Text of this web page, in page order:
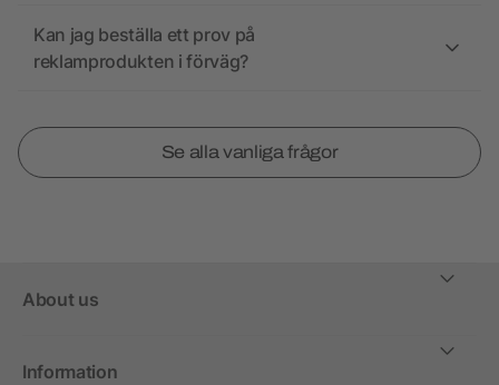
Kan jag beställa ett prov på
reklamprodukten i förväg?
Se alla vanliga frågor
About us
Information